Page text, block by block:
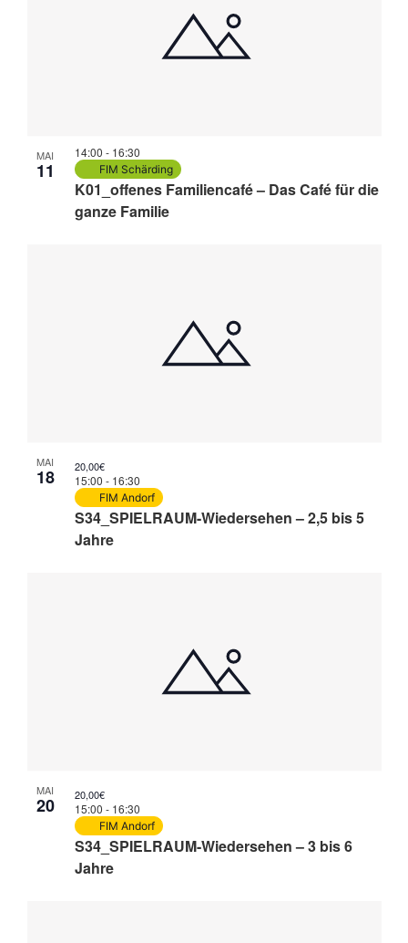
MAI
11
K01_offenes Familiencafé – Das Café für die
ganze Familie
14:00 - 16:30
FIM Schärding
MAI
18
S34_SPIELRAUM-Wiedersehen – 2,5 bis 5
Jahre
15:00 - 16:30
FIM Andorf
20,00€
MAI
20
S34_SPIELRAUM-Wiedersehen – 3 bis 6
Jahre
15:00 - 16:30
FIM Andorf
20,00€